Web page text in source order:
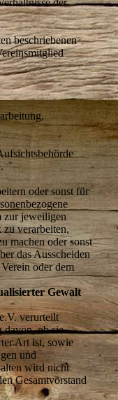
der
beschriebenen
oder sonst für
zur jeweiligen
verarbeiten,
machen oder sonst
das Ausscheiden
oder dem
Gewalt
verurteilt
davon, ob sie
Art ist, sowie
und
wird nicht
Gesamtvorstand